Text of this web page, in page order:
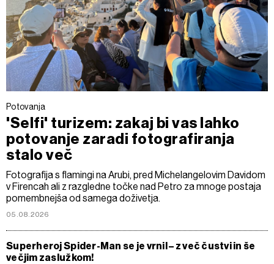
Potovanja
'Selfi' turizem: zakaj bi vas lahko
potovanje zaradi fotografiranja
stalo več
Fotografija s flamingi na Arubi, pred Michelangelovim Davidom
v Firencah ali z razgledne točke nad Petro za mnoge postaja
pomembnejša od samega doživetja.
05.08.2026
Superheroj Spider-Man se je vrnil – z več čustvi in še
večjim zaslužkom!